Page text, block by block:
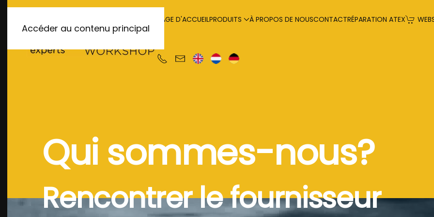
Accéder au contenu principal
PAGE D'ACCUEILPRODUITS À PROPOS DE NOUSCONTACTRÉPARATION ATEX
Qui sommes-nous?
Rencontrer le fournisseur